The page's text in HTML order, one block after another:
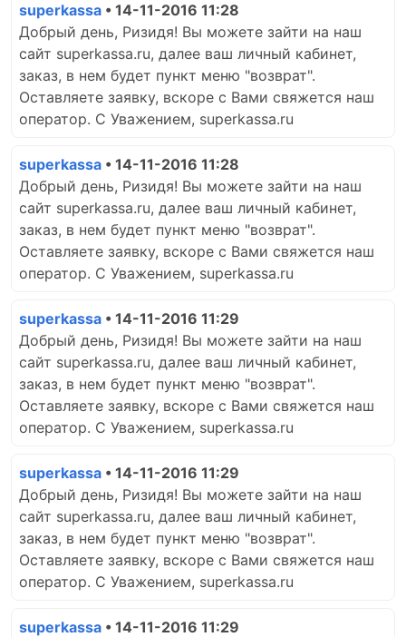
superkassa • 14-11-2016 11:28
Добрый день, Ризидя! Вы можете зайти на наш
сайт superkassa.ru, далее ваш личный кабинет,
заказ, в нем будет пункт меню "возврат".
Оставляете заявку, вскоре с Вами свяжется наш
оператор. С Уважением, superkassa.ru
superkassa • 14-11-2016 11:28
Добрый день, Ризидя! Вы можете зайти на наш
сайт superkassa.ru, далее ваш личный кабинет,
заказ, в нем будет пункт меню "возврат".
Оставляете заявку, вскоре с Вами свяжется наш
оператор. С Уважением, superkassa.ru
superkassa • 14-11-2016 11:29
Добрый день, Ризидя! Вы можете зайти на наш
сайт superkassa.ru, далее ваш личный кабинет,
заказ, в нем будет пункт меню "возврат".
Оставляете заявку, вскоре с Вами свяжется наш
оператор. С Уважением, superkassa.ru
superkassa • 14-11-2016 11:29
Добрый день, Ризидя! Вы можете зайти на наш
сайт superkassa.ru, далее ваш личный кабинет,
заказ, в нем будет пункт меню "возврат".
Оставляете заявку, вскоре с Вами свяжется наш
оператор. С Уважением, superkassa.ru
superkassa • 14-11-2016 11:29